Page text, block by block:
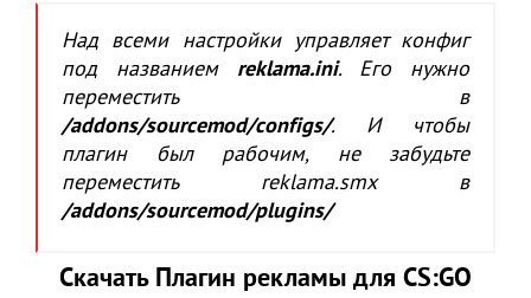
Над всеми настройки управляет конфиг
под названием reklama.ini. Его нужно
переместить в
/addons/sourcemod/configs/. И чтобы
плагин был рабочим, не забудьте
переместить reklama.smx в
/addons/sourcemod/plugins/
Скачать Плагин рекламы для CS:GO